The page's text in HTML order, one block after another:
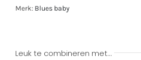
Merk: Blues baby
Leuk te combineren met…